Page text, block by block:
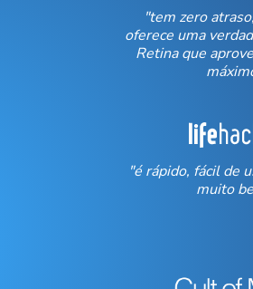
"tem zero
oferece uma
Retina que
"é rápido, fácil de
muito